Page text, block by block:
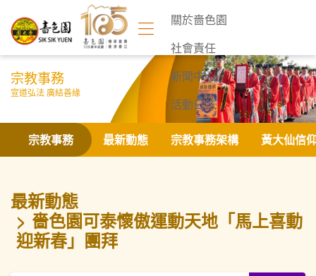
關於嗇色園
社會責任
新聞中心
活動日誌
聯絡我們
宗教事務
宣道弘法 廣結善緣
宗教事務 最新動態 宗教事務架構 黃大仙信
最新動態
嗇色園可泰懷傲運動天地「馬上喜動
迎新春」團拜